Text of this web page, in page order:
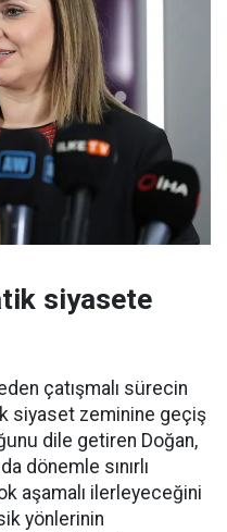
siyasete
çatışmalı sürecin
siyaset zeminine geçiş
dile getiren Doğan,
dönemle sınırlı
aşamalı ilerleyeceğini
yönlerinin